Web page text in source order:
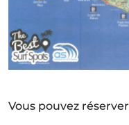
Vous pouvez réserver